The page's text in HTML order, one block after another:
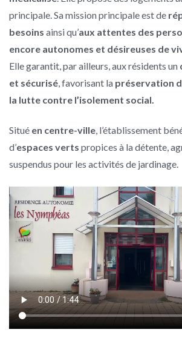
principale. Sa mission principale est de
besoins ainsi qu’aux attentes des
encore autonomes et désireuses de
Elle garantit, par ailleurs, aux résidents un
et sécurisé, favorisant la préservation
la lutte contre l’isolement social.
Situé en centre-ville, l’établissement
d’espaces verts propices à la détente,
suspendus pour les activités de jardinage.